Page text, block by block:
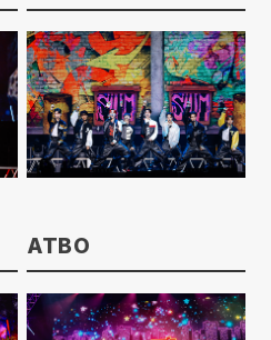
ATBO